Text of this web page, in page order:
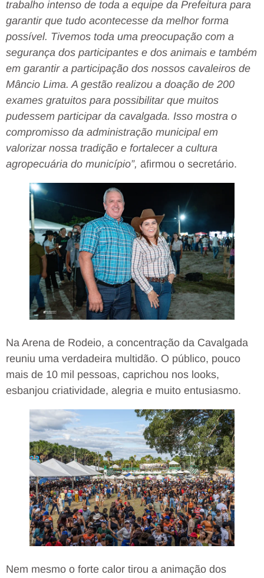
trabalho intenso de toda a equipe da Prefeitura para
garantir que tudo acontecesse da melhor forma
possível. Tivemos toda uma preocupação com a
segurança dos participantes e dos animais e também
em garantir a participação dos nossos cavaleiros de
Mâncio Lima. A gestão realizou a doação de 200
exames gratuitos para possibilitar que muitos
pudessem participar da cavalgada. Isso mostra o
compromisso da administração municipal em
valorizar nossa tradição e fortalecer a cultura
agropecuária do município”, afirmou o secretário.
Na Arena de Rodeio, a concentração da Cavalgada
reuniu uma verdadeira multidão. O público, pouco
mais de 10 mil pessoas, caprichou nos looks,
esbanjou criatividade, alegria e muito entusiasmo.
Nem mesmo o forte calor tirou a animação dos